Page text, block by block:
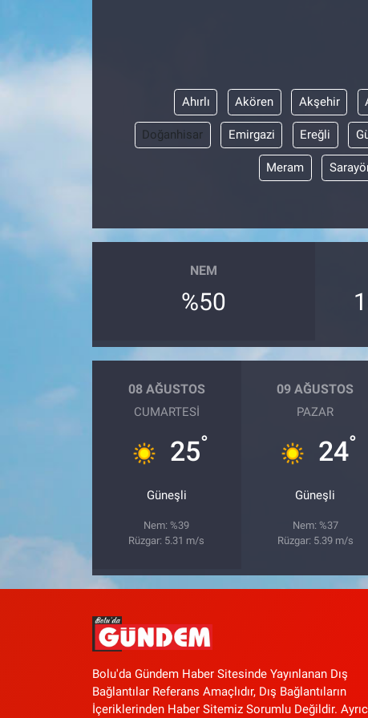
Ahırlı Akören Akşehir
Doğanhisar Emirgazi Ereğli
Meram
NEM
%50
08 AĞUSTOS
CUMARTESI
25°
Güneşli
Nem: %39
Rüzgar: 5.31 m/s
09 AĞUSTOS
PAZAR
24°
Güneşli
Nem: %37
Rüzgar: 5.39 m/s
Bolu'da Gündem Haber Sitesinde Yayınlanan Dış
Bağlantılar Referans Amaçlıdır, Dış Bağlantıların
İçeriklerinden Haber Sitemiz Sorumlu Değildir.